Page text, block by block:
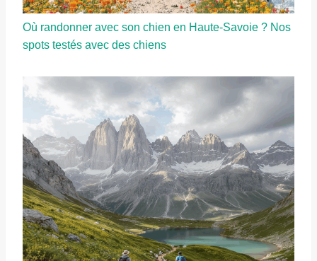
Où randonner avec son chien en Haute-Savoie ? Nos
spots testés avec des chiens